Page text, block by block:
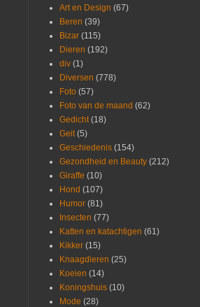
Art en Design (67)
Beren (39)
Bizar (115)
Dieren (192)
div (1)
Diversen (778)
Foto (57)
Foto van de maand (62)
Gedicht (18)
Geit (5)
Geschiedenis (154)
Gezondheid en Beauty (212)
Giraffe (10)
Hond (107)
Humor (81)
Insecten (77)
Katten en katachtigen (61)
Kikker (15)
Knaagdieren (25)
Koeien (14)
Koningshuis (10)
Mode (28)